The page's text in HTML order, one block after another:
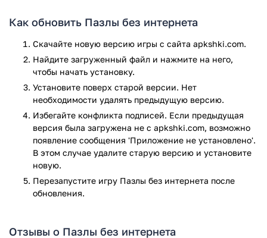
море и скалы;
возведенные мосты.
Таймер фиксирует время за сколько был собран пазл на
основании значения которого можно совершенствовать
навыки и увеличивать показатели. Опытные игроки могут
выбрать повышенный уровень сложности. При
завершении сбора картинки пользователю доступна
возможность сохранения полученного изображения в
галерею.
Игра Пазлы без интернета прошла проверку антивирусом
VirusTotal. В результате проверки по всем последним
сигнатурам заражения файлов не выявлено.
Как обновить Пазлы без интернета
Скачайте новую версию игры с сайта apkshki.com.
Найдите загруженный файл и нажмите на него,
чтобы начать установку.
Установите поверх старой версии. Нет
необходимости удалять предыдущую версию.
Избегайте конфликта подписей. Если предыдущая
версия была загружена не с apkshki.com, возможно
появление сообщения 'Приложение не установлено'.
В этом случае удалите старую версию и установите
новую.
Перезапустите игру Пазлы без интернета после
обновления.
Отзывы о Пазлы без интернета